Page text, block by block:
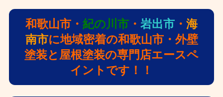
和歌山市・ 紀の川市 ・ 岩出市 ・ 海
南市に地域密着の和歌山市・外壁
塗装と屋根塗装の専門店エースペ
イントです！！